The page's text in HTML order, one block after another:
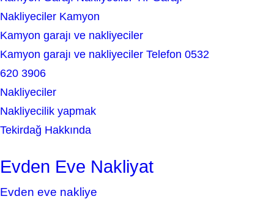
Nakliyeciler Kamyon
Kamyon garajı ve nakliyeciler
Kamyon garajı ve nakliyeciler Telefon 0532
620 3906
Nakliyeciler
Nakliyecilik yapmak
Tekirdağ Hakkında
Evden Eve Nakliyat
Evden eve nakliye